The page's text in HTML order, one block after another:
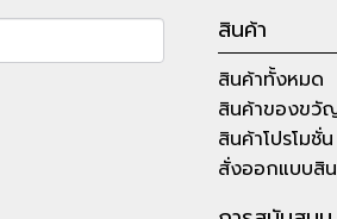
สินค้า
สินค้าทั้งหมด
สินค้าของขวั
สินค้าโปรโมชั่น
สั่งออกแบบสิ